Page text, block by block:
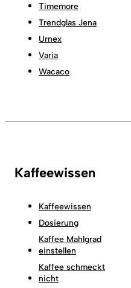
Timemore
Trendglas Jena
Urnex
Varia
Wacaco
Kaffeewissen
Kaffeewissen
Dosierung
Kaffee Mahlgrad
einstellen
Kaffee schmeckt
nicht